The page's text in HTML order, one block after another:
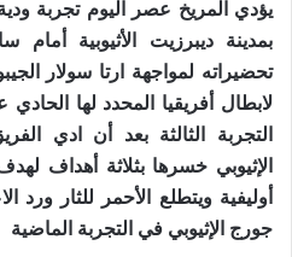
يؤدي المريخ عصر اليوم تجربة
بمدينة ديبرزيت الأثيوبية
تحضيراته لمواجهة ارتا سولار
لابطال أفريقيا المحدد لها
التجربة الثالثة بعد أن ادي
الإثيوبي خسرها بثلاثة أهداف
أوليفية ويتطلع الأحمر للثار
جورج الإثيوبي في التجربة الماضية